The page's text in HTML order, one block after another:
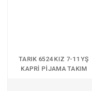
TARIK 6524 KIZ 7-11 YŞ
KAPRİ PİJAMA TAKIM